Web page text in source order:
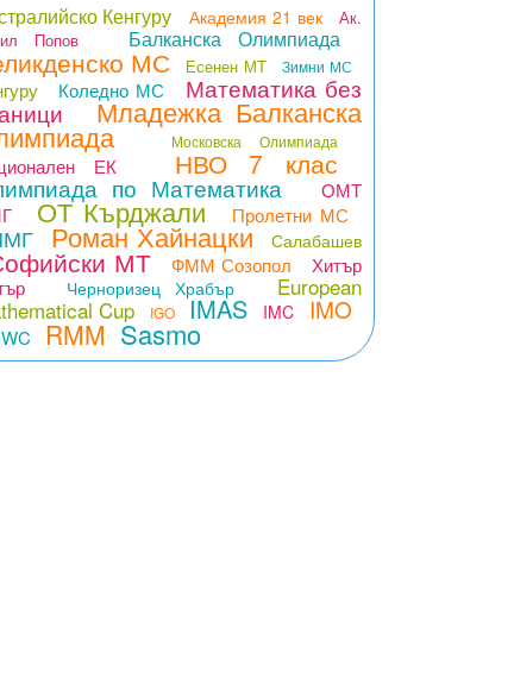
Кенгуру Академия 21 век
Ак.
Попов
Балканска Олимпиада
МС Есенен МТ Зимни МС
Коледно МС Математика без
Младежка Балканска
Московска Олимпиада
ЕК НВО 7 клас
по Математика
ОМТ
ОТ Кърджали Пролетни МС
Роман Хайнацки Салабашев
МТ ФММ Созопол
Хитър
Черноризец Храбър
European
Cup
IGO IMAS IMC IMO
RMM Sasmo